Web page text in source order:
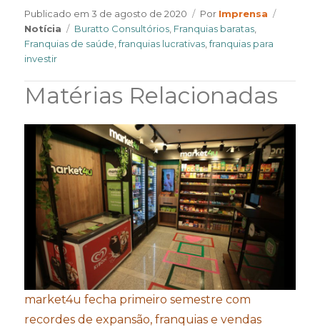
Publicado em3 de agosto de 2020 Por Author
Imprensa
Notícia
Tags
Buratto Consultórios Franquias baratas
Franquias de saúde ,franquias lucrativas ,franquias para
investir
Matérias Relacionadas
market4u fecha primeiro semestre com
recordes de expansão, franquias e vendas